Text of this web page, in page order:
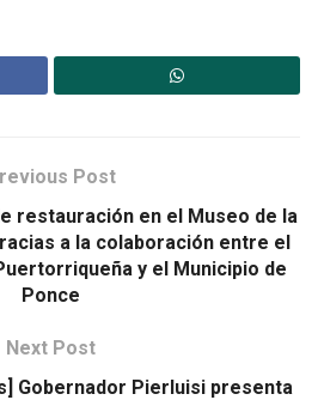
Post
restauración en el Museo de la
a la colaboración entre el
y el Municipio de
Ponce
Next Post
Gobernador Pierluisi presenta